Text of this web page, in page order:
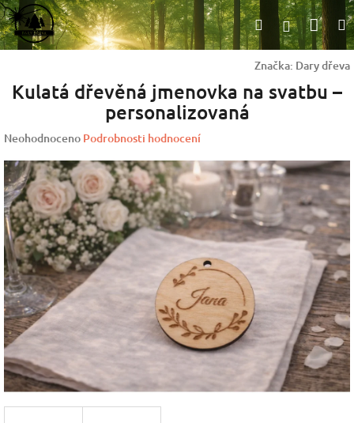
Přejít
na
obsah
HledatPřihlášení
Značka: Dary dřeva
Kulatá dřevěná jmenovka na svatbu –
personalizovaná
Průměrné
produktu
je
0,0
z
5
hvězdiček.
Neohodnoceno Podrobnosti hodnocení